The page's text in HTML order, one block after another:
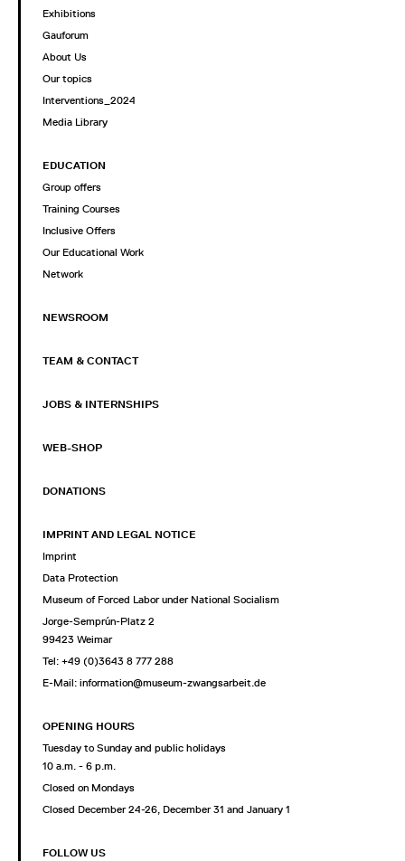
Exhibitions
Gauforum
About Us
Our topics
Interventions_2024
Media Library
EDUCATION
Group offers
Training Courses
Inclusive Offers
Our Educational Work
Network
NEWSROOM
TEAM & CONTACT
JOBS & INTERNSHIPS
WEB-SHOP
DONATIONS
IMPRINT AND LEGAL NOTICE
Imprint
Data Protection
Museum of Forced Labor under National Socialism
Jorge-Semprún-Platz 2
99423 Weimar
Tel: +49 (0)3643 8 777 288
E-Mail: information@museum-zwangsarbeit.de
OPENING HOURS
Tuesday to Sunday and public holidays
10 a.m. - 6 p.m.
Closed on Mondays
Closed December 24-26, December 31 and January 1
FOLLOW US